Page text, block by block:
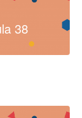
38